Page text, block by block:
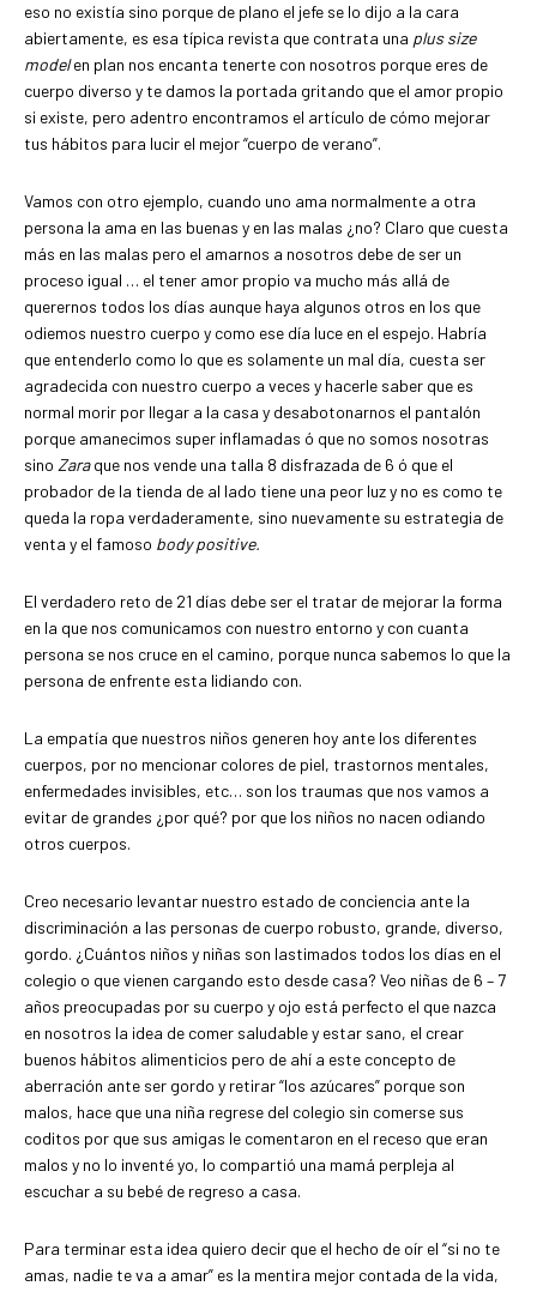
eso no existía sino porque de plano el jefe se lo dijo a la cara
abiertamente, es esa típica revista que contrata una plus size
modelen plan nos encanta tenerte con nosotros porque eres de
cuerpo diverso y te damos la portada gritando que el amor propio
si existe, pero adentro encontramos el artículo de cómo mejorar
tus hábitos para lucir el mejor “cuerpo de verano”.
Vamos con otro ejemplo, cuando uno ama normalmente a otra
persona la ama en las buenas y en las malas ¿no? Claro que cuesta
más en las malas pero el amarnos a nosotros debe de ser un
proceso igual … el tener amor propio va mucho más allá de
querernos todos los días aunque haya algunos otros en los que
odiemos nuestro cuerpo y como ese día luce en el espejo. Habría
que entenderlo como lo que es solamente un mal día, cuesta ser
agradecida con nuestro cuerpo a veces y hacerle saber que es
normal morir por llegar a la casa y desabotonarnos el pantalón
porque amanecimos super inflamadas ó que no somos nosotras
sino Zaraque nos vende una talla 8 disfrazada de 6 ó que el
probador de la tienda de al lado tiene una peor luz y no es como te
queda la ropa verdaderamente, sino nuevamente su estrategia de
venta y el famoso body positive.
El verdadero reto de 21 días debe ser el tratar de mejorar la forma
en la que nos comunicamos con nuestro entorno y con cuanta
persona se nos cruce en el camino, porque nunca sabemos lo que la
persona de enfrente esta lidiando con.
La empatía que nuestros niños generen hoy ante los diferentes
cuerpos, por no mencionar colores de piel, trastornos mentales,
enfermedades invisibles, etc… son los traumas que nos vamos a
evitar de grandes ¿por qué? por que los niños no nacen odiando
otros cuerpos.
Creo necesario levantar nuestro estado de conciencia ante la
discriminación a las personas de cuerpo robusto, grande, diverso,
gordo. ¿Cuántos niños y niñas son lastimados todos los días en el
colegio o que vienen cargando esto desde casa? Veo niñas de 6 – 7
años preocupadas por su cuerpo y ojo está perfecto el que nazca
en nosotros la idea de comer saludable y estar sano, el crear
buenos hábitos alimenticios pero de ahí a este concepto de
aberración ante ser gordo y retirar “los azúcares” porque son
malos, hace que una niña regrese del colegio sin comerse sus
coditos por que sus amigas le comentaron en el receso que eran
malos y no lo inventé yo, lo compartió una mamá perpleja al
escuchar a su bebé de regreso a casa.
Para terminar esta idea quiero decir que el hecho de oír el “si no te
amas, nadie te va a amar” es la mentira mejor contada de la vida,